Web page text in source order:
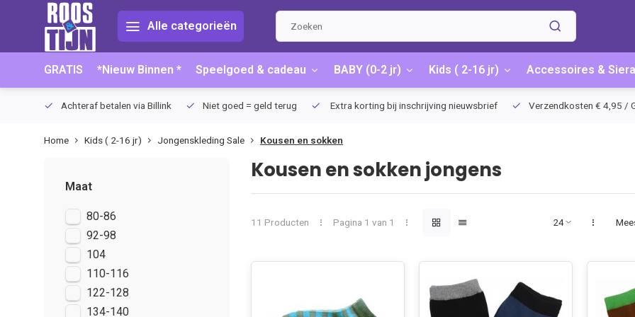
Alle categorieën
GRATIS *Nieuw Binnen * Speelgoed & cadeau BABY (0-2 jr) Kids ( 2-16 jr) Accessoires &
Achteraf betalen via Billink Niet goed = geld terug Extra korting bij inschrijving nieuwsbrief Verzendkosten € 4,95 /
Home Kids ( 2-16 jr) Jongenskleding Sale Kousen en sokken
Maat
80-86
92-98
104
110-116
122-128
134-140
Kousen en sokken jongens
11 Producten Pagina 1 van 1